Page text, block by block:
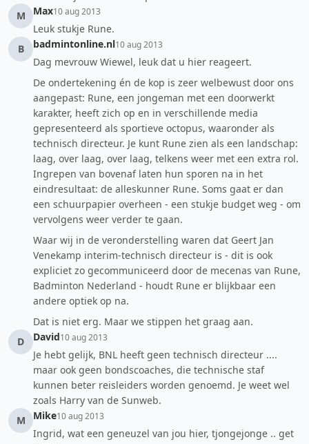
M
Max10 aug 2013
Leuk stukje Rune.
B
badmintonline.nl10 aug 2013
Dag mevrouw Wiewel, leuk dat u hier reageert.
De ondertekening én de kop is zeer welbewust door ons
aangepast: Rune, een jongeman met een doorwerkt
karakter, heeft zich op en in verschillende media
gepresenteerd als sportieve octopus, waaronder als
technisch directeur. Je kunt Rune zien als een landschap:
laag, over laag, over laag, telkens weer met een extra rol.
Ingrepen van bovenaf laten hun sporen na in het
eindresultaat: de alleskunner Rune. Soms gaat er dan
een schuurpapier overheen - een stukje budget weg - om
vervolgens weer verder te gaan.
Waar wij in de veronderstelling waren dat Geert Jan
Venekamp interim-technisch directeur is - dit is ook
expliciet zo gecommuniceerd door de mecenas van Rune,
Badminton Nederland - houdt Rune er blijkbaar een
andere optiek op na.
Dat is niet erg. Maar we stippen het graag aan.
D
David10 aug 2013
Je hebt gelijk, BNL heeft geen technisch directeur ....
maar ook geen bondscoaches, die technische staf
kunnen beter reisleiders worden genoemd. Je weet wel
zoals Harry van de Sunweb.
M
Mike10 aug 2013
Ingrid, wat een geneuzel van jou hier, tjongejonge .. get